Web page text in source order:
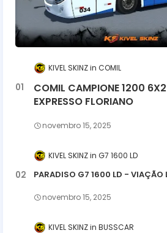
KIVEL SKINZ COMIL
COMIL CAMPIONE 1200
EXPRESSO FLORIANO
novembro 15, 2025
KIVEL SKINZ G7 1600 LD
PARADISO G7 1600 LD - VIAÇÃO
novembro 15, 2025
KIVEL SKINZ BUSSCAR